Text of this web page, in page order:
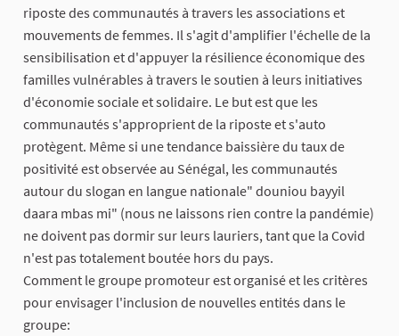
riposte des communautés à travers les associations et
mouvements de femmes. Il s'agit d'amplifier l'échelle de la
sensibilisation et d'appuyer la résilience économique des
familles vulnérables à travers le soutien à leurs initiatives
d'économie sociale et solidaire. Le but est que les
communautés s'approprient de la riposte et s'auto
protègent. Même si une tendance baissière du taux de
positivité est observée au Sénégal, les communautés
autour du slogan en langue nationale" douniou bayyil
daara mbas mi" (nous ne laissons rien contre la pandémie)
ne doivent pas dormir sur leurs lauriers, tant que la Covid
n'est pas totalement boutée hors du pays.
Comment le groupe promoteur est organisé et les critères
pour envisager l'inclusion de nouvelles entités dans le
groupe: